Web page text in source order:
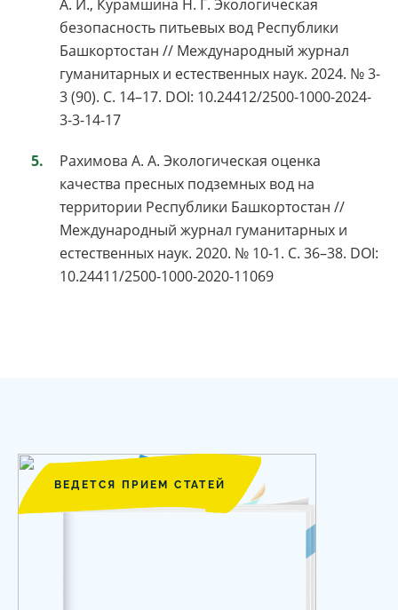
А. И., Курамшина Н. Г. Экологическая
безопасность питьевых вод Республики
Башкортостан // Международный журнал
гуманитарных и естественных наук. 2024. № 3-
3 (90). С. 14–17. DOI: 10.24412/2500-1000-2024-
3-3-14-17
Рахимова А. А. Экологическая оценка
качества пресных подземных вод на
территории Республики Башкортостан //
Международный журнал гуманитарных и
естественных наук. 2020. № 10-1. С. 36–38. DOI:
10.24411/2500-1000-2020-11069
ВЕДЕТСЯ ПРИЕМ СТАТЕЙ